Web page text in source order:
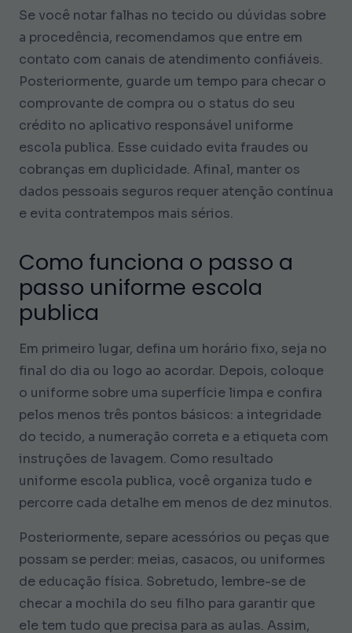
Se você notar falhas no tecido ou dúvidas sobre
a procedência, recomendamos que entre em
contato com canais de atendimento confiáveis.
Posteriormente, guarde um tempo para checar o
comprovante de compra ou o status do seu
crédito no aplicativo responsável uniforme
escola publica. Esse cuidado evita fraudes ou
cobranças em duplicidade. Afinal, manter os
dados pessoais seguros requer atenção contínua
e evita contratempos mais sérios.
Como funciona o passo a
passo uniforme escola
publica
Em primeiro lugar, defina um horário fixo, seja no
final do dia ou logo ao acordar. Depois, coloque
o uniforme sobre uma superfície limpa e confira
pelos menos três pontos básicos: a integridade
do tecido, a numeração correta e a etiqueta com
instruções de lavagem. Como resultado
uniforme escola publica, você organiza tudo e
percorre cada detalhe em menos de dez minutos.
Posteriormente, separe acessórios ou peças que
possam se perder: meias, casacos, ou uniformes
de educação física. Sobretudo, lembre-se de
checar a mochila do seu filho para garantir que
ele tem tudo que precisa para as aulas. Assim,